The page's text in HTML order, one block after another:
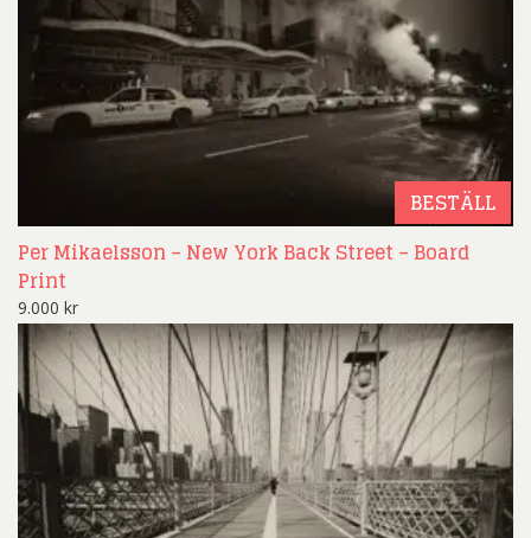
BESTÄLL
Per Mikaelsson – New York Back Street – Board
Print
9.000 kr